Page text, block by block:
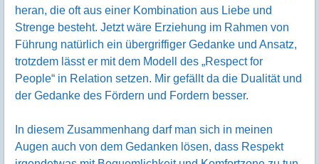
heran, die oft aus einer Kombination aus Liebe und
Strenge besteht. Jetzt wäre Erziehung im Rahmen von
Führung natürlich ein übergriffiger Gedanke und Ansatz,
trotzdem lässt er mit dem Modell des „Respect for
People“ in Relation setzen. Mir gefällt da die Dualität und
der Gedanke des Fördern und Fordern besser.
In diesem Zusammenhang darf man sich in meinen
Augen auch von dem Gedanken lösen, dass Respekt